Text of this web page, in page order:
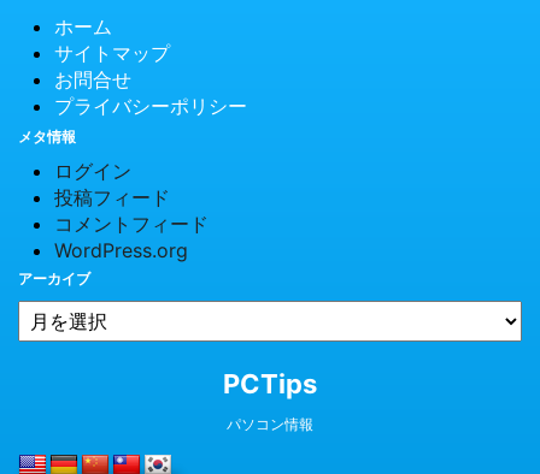
ホーム
サイトマップ
お問合せ
プライバシーポリシー
メタ情報
ログイン
投稿フィード
コメントフィード
WordPress.org
アーカイブ
PCTips
パソコン情報
© 2026 PCTips